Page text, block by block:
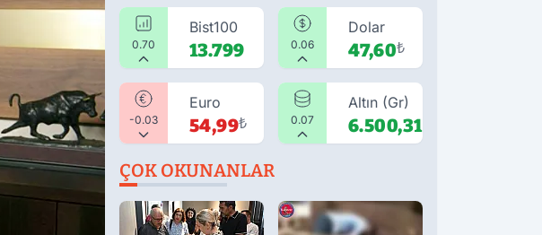
0.70
Bist100
13.799 0.06
Dolar
47,60₺
-0.03
Euro
54,99₺ 0.07
Altın (Gr)
6.500,31
ÇOK OKUNANLAR